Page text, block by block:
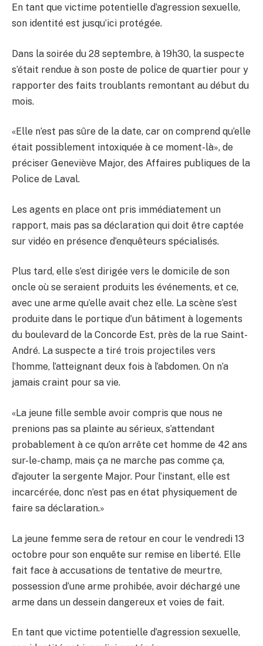
En tant que victime potentielle d’agression sexuelle,
son identité est jusqu’ici protégée.
Dans la soirée du 28 septembre, à 19h30, la suspecte
s’était rendue à son poste de police de quartier pour y
rapporter des faits troublants remontant au début du
mois.
«Elle n’est pas sûre de la date, car on comprend qu’elle
était possiblement intoxiquée à ce moment-là», de
préciser Geneviève Major, des Affaires publiques de la
Police de Laval.
Les agents en place ont pris immédiatement un
rapport, mais pas sa déclaration qui doit être captée
sur vidéo en présence d’enquêteurs spécialisés.
Plus tard, elle s’est dirigée vers le domicile de son
oncle où se seraient produits les événements, et ce,
avec une arme qu’elle avait chez elle. La scène s’est
produite dans le portique d’un bâtiment à logements
du boulevard de la Concorde Est, près de la rue Saint-
André. La suspecte a tiré trois projectiles vers
l’homme, l’atteignant deux fois à l’abdomen. On n’a
jamais craint pour sa vie.
«La jeune fille semble avoir compris que nous ne
prenions pas sa plainte au sérieux, s’attendant
probablement à ce qu’on arrête cet homme de 42 ans
sur-le-champ, mais ça ne marche pas comme ça,
d’ajouter la sergente Major. Pour l’instant, elle est
incarcérée, donc n’est pas en état physiquement de
faire sa déclaration.»
La jeune femme sera de retour en cour le vendredi 13
octobre pour son enquête sur remise en liberté. Elle
fait face à accusations de tentative de meurtre,
possession d’une arme prohibée, avoir déchargé une
arme dans un dessein dangereux et voies de fait.
En tant que victime potentielle d’agression sexuelle,